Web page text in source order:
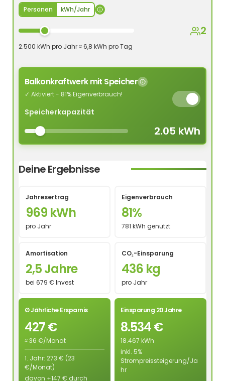
Personen kWh/Jahr
2
2.500 kWh pro Jahr ≈ 6,8 kWh pro Tag
Balkonkraftwerk mit Speicher
✓ Aktiviert - 81% Eigenverbrauch!
Speicherkapazität
2.05 kWh
Deine Ergebnisse
Jahresertrag
969 kWh
pro Jahr
Eigenverbrauch
81%
781 kWh genutzt
Amortisation
2,5 Jahre
bei 679 € Invest
CO₂-Einsparung
436 kg
pro Jahr
Ø Jährliche Ersparnis
427 €
≈ 36 €/Monat
1. Jahr: 273 € (23
€/Monat)
davon +147 € durch
Einsparung 20 Jahre
8.534 €
18.467 kWh
inkl. 5%
Strompreissteigerung/Ja
hr